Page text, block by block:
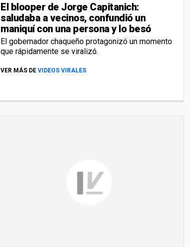
El blooper de Jorge Capitanich:
saludaba a vecinos, confundió un
maniquí con una persona y lo besó
El gobernador chaqueño protagonizó un momento
que rápidamente se viralizó.
VER MÁS DE VIDEOS VIRALES